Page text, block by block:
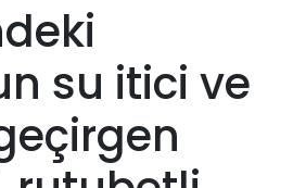
su itici ve